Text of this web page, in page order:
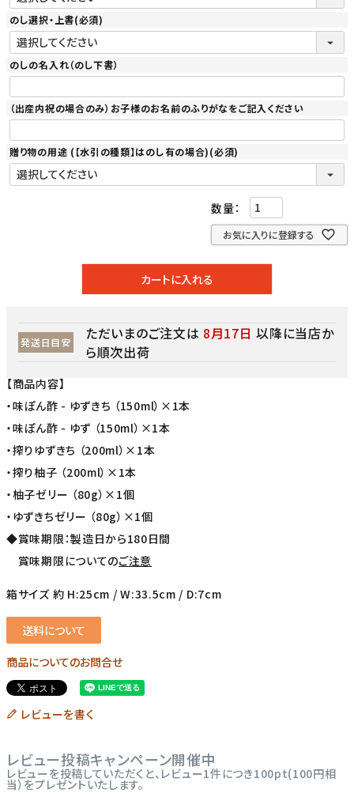
のし選択・上書(必須)
のしの名入れ（のし下書）
（出産内祝の場合のみ）お子様のお名前のふりがなをご記入ください
贈り物の用途 (【水引の種類】はのし有の場合)(必須)
お気に入りに登録する
カートに入れる
発送日目安 ただいまのご注文は 8月17日 以降に当店か
ら順次出荷
【商品内容】
・味ぽん酢 - ゆずきち （150ml）×1本
・味ぽん酢 - ゆず （150ml）×1本
・搾りゆずきち （200ml）×1本
・搾り柚子 （200ml）×1本
・柚子ゼリー （80g）×1個
・ゆずきちゼリー （80g）×1個
◆賞味期限：製造日から180日間
賞味期限についてのご注意
箱サイズ 約 H:25cm / W:33.5cm / D:7cm
送料について
商品についてのお問合せ
レビューを書く
レビュー投稿キャンペーン開催中
レビューを投稿していただくと、レビュー1件につき100pt(100円相
当）をプレゼントいたします。